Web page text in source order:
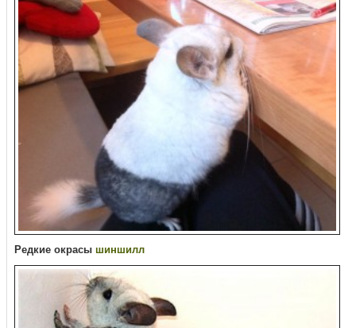
Редкие окрасы шиншилл